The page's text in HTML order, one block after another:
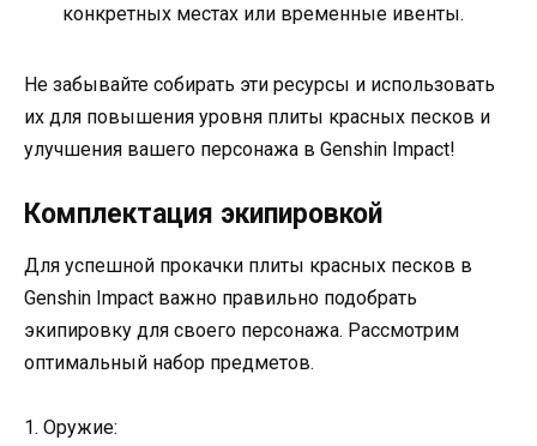
конкретных местах или временные ивенты.
Не забывайте собирать эти ресурсы и использовать
их для повышения уровня плиты красных песков и
улучшения вашего персонажа в Genshin Impact!
Комплектация экипировкой
Для успешной прокачки плиты красных песков в
Genshin Impact важно правильно подобрать
экипировку для своего персонажа. Рассмотрим
оптимальный набор предметов.
1. Оружие: